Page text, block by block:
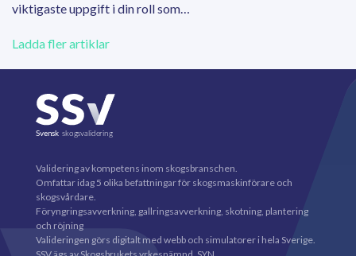
viktigaste uppgift i din roll som…
Ladda fler artiklar
Validering av kompetens inom skogsbranschen.
Omfattar idag 5 olika befattningar för skogsmaskinförare och
skogsvårdare.
Föryngringsavverkning, gallringsavverkning, skotning, plantering
och röjning
Valideringen görs digitalt med webb och simulatorer i hela Sverige.